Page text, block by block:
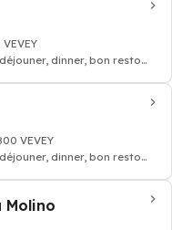
dinner, bon resto
VEVEY
dinner, bon resto
Molino